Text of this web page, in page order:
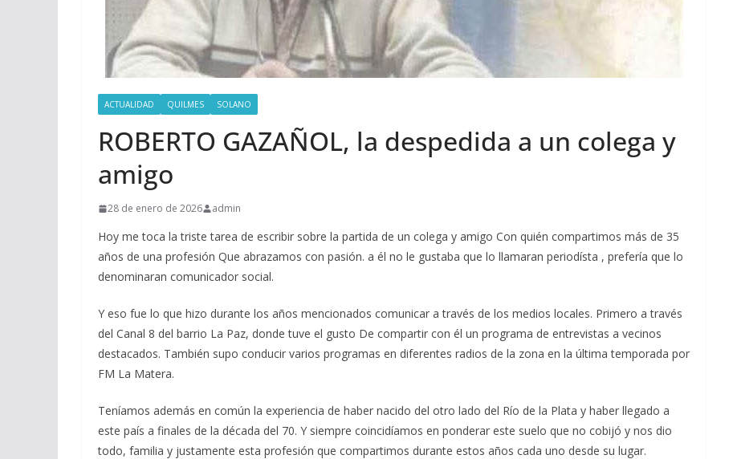
ACTUALIDAD QUILMES SOLANO
ROBERTO GAZAÑOL, la despedida a un colega y
amigo
28 de enero de 2026 admin
Hoy me toca la triste tarea de escribir sobre la partida de un colega y amigo Con quién compartimos más de 35
años de una profesión Que abrazamos con pasión. a él no le gustaba que lo llamaran periodísta , prefería que lo
denominaran comunicador social.
Y eso fue lo que hizo durante los años mencionados comunicar a través de los medios locales. Primero a través
del Canal 8 del barrio La Paz, donde tuve el gusto De compartir con él un programa de entrevistas a vecinos
destacados. También supo conducir varios programas en diferentes radios de la zona en la última temporada por
FM La Matera.
Teníamos además en común la experiencia de haber nacido del otro lado del Río de la Plata y haber llegado a
este país a finales de la década del 70. Y siempre coincidíamos en ponderar este suelo que no cobijó y nos dio
todo, familia y justamente esta profesión que compartimos durante estos años cada uno desde su lugar.